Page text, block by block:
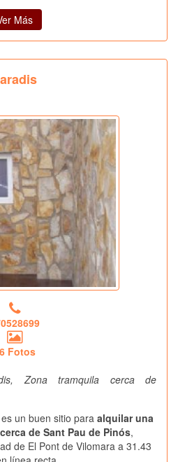
Más
Fotos
Zona tramquila cerca de
un buen sitio para alquilar una
de Sant Pau de Pinós,
de El Pont de Vilomara a 31.43